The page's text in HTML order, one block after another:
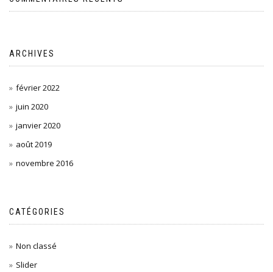
ARCHIVES
février 2022
juin 2020
janvier 2020
août 2019
novembre 2016
CATÉGORIES
Non classé
Slider